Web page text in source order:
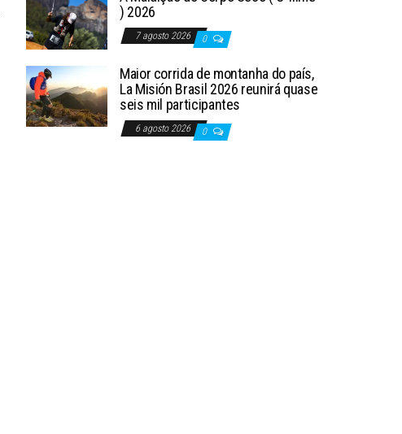
) 2026
7 agosto 2026 0
Maior corrida de montanha do país,
La Misión Brasil 2026 reunirá quase
seis mil participantes
6 agosto 2026 0